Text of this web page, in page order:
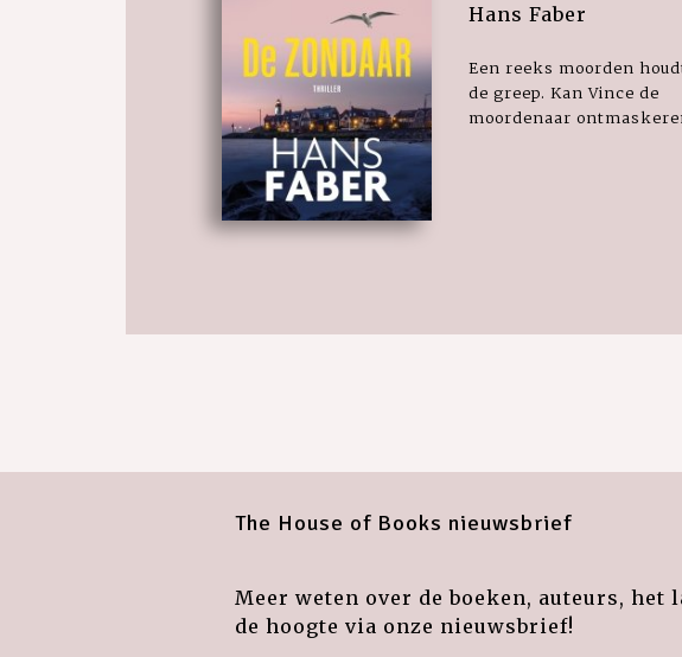
Hans Faber
Een reeks moorden
de greep. Kan Vince de
moordenaar
The House of Books nieuwsbrief
Meer weten over de boeken, auteurs,
de hoogte via onze nieuwsbrief!